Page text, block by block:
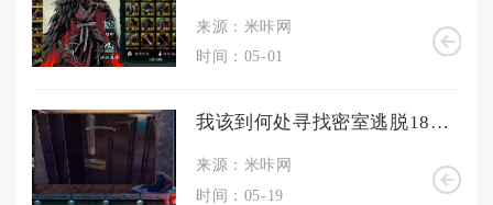
来源：米咔网
时间：05-01
我该到何处寻找密室逃脱18的小木盒钥匙
来源：米咔网
时间：05-19